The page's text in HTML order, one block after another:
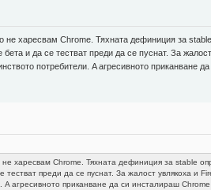
не харесвам Chrome. Тяхната дефиниция за
и да се тестват преди да се пуснат. За
потребители. A aгресивното приканване
харесвам Chrome. Тяхната дефиниция за stable
преди да се пуснат. За жалост увлякоха и
aгресивното приканване да си инсталираш